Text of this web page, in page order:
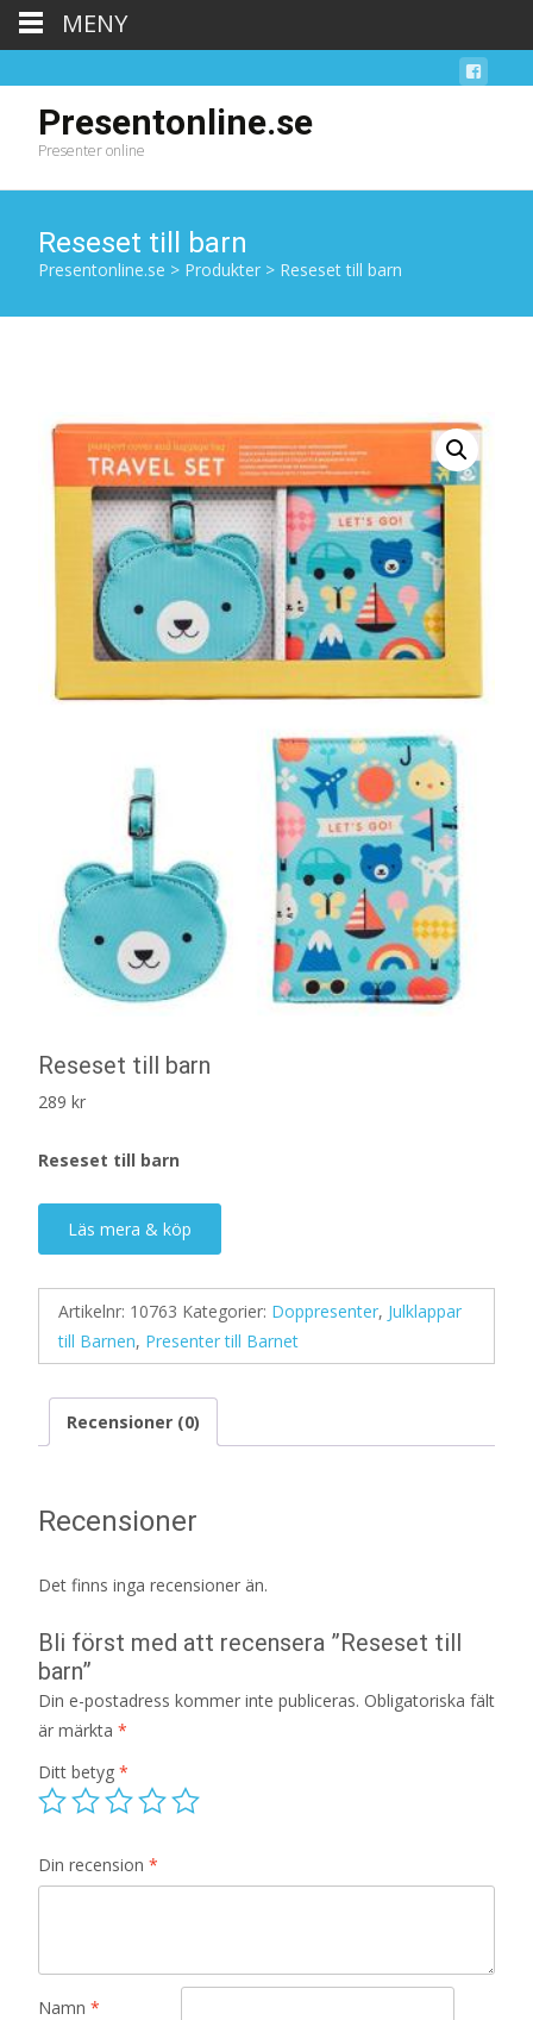
Presentonline.se
Presenter online
Reseset till barn
Presentonline.se > Produkter > Reseset till barn
Reseset till barn
289 kr
Reseset till barn
Läs mera & köp
Artikelnr: 10763 Kategorier: Doppresenter, Julklappar
till Barnen, Presenter till Barnet
Recensioner (0)
Recensioner
Det finns inga recensioner än.
Bli först med att recensera ”Reseset till
barn”
Din e-postadress kommer inte publiceras. Obligatoriska fält
är märkta *
Ditt betyg *
Din recension *
Namn *
MENY